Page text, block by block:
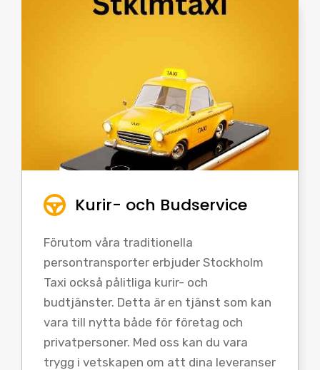
Kurir- och Budservice
Förutom våra traditionella
persontransporter erbjuder Stockholm
Taxi också pålitliga kurir- och
budtjänster. Detta är en tjänst som kan
vara till nytta både för företag och
privatpersoner. Med oss kan du vara
trygg i vetskapen om att dina leveranser